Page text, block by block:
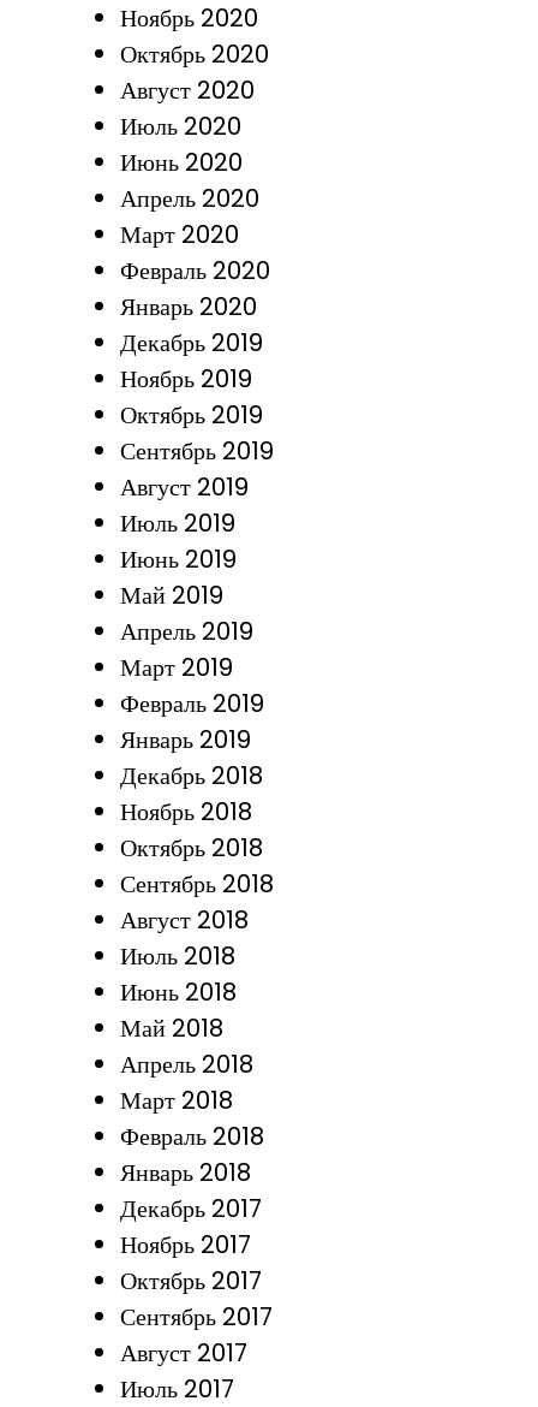
Ноябрь 2020
Октябрь 2020
Август 2020
Июль 2020
Июнь 2020
Апрель 2020
Март 2020
Февраль 2020
Январь 2020
Декабрь 2019
Ноябрь 2019
Октябрь 2019
Сентябрь 2019
Август 2019
Июль 2019
Июнь 2019
Май 2019
Апрель 2019
Март 2019
Февраль 2019
Январь 2019
Декабрь 2018
Ноябрь 2018
Октябрь 2018
Сентябрь 2018
Август 2018
Июль 2018
Июнь 2018
Май 2018
Апрель 2018
Март 2018
Февраль 2018
Январь 2018
Декабрь 2017
Ноябрь 2017
Октябрь 2017
Сентябрь 2017
Август 2017
Июль 2017